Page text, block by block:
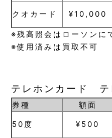
クオカード
¥10,000
※残高照会はローソンに
※使用済みは買取不可
テレホンカード テ
券種 額面
50度
¥500